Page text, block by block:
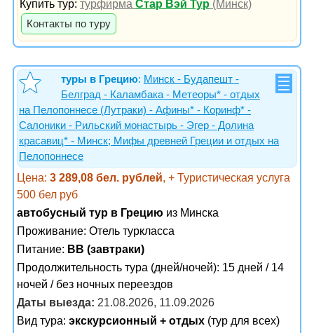
Купить тур:турфирмаСтар Вэй Тур (Минск)
Контакты по туру
туры в Грецию: Минск - Будапешт -
Белград - Каламбака - Метеоры* - отдых
на Пелопоннесе (Лутраки) - Афины* - Коринф* -
Салоники - Рильский монастырь - Эгер - Долина
красавиц* - Минск; Мифы древней Греции и отдых на
Пелопоннесе
Цена: 3 289,08 бел. рублей, + Туристическая услуга
500 бел руб
автобусный тур в Грецию из Минска
Проживание: Отель туркласса
Питание: BB (завтраки)
Продолжительность тура (дней/ночей): 15 дней / 14
ночей / без ночных переездов
Даты выезда: 21.08.2026, 11.09.2026
Вид тура: экскурсионный + отдых (тур для всех)